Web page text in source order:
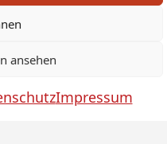
ansehen
Impressum
Widerrufsbelehrung
Berlin News